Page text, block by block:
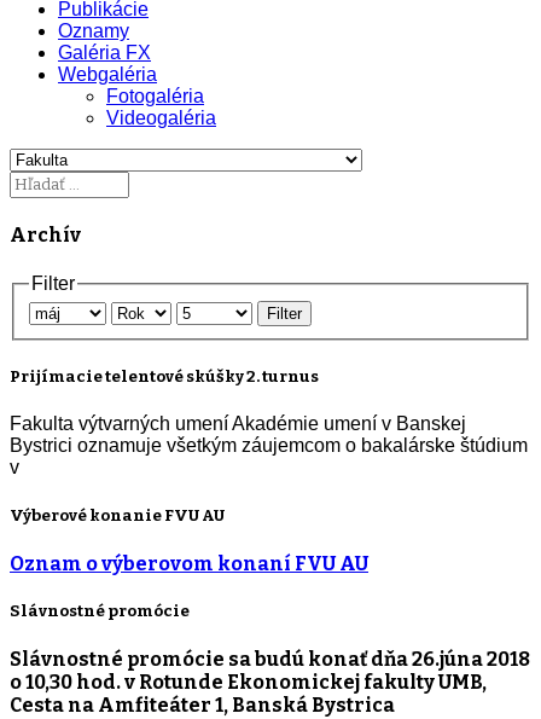
Publikácie
Oznamy
Galéria FX
Webgaléria
Fotogaléria
Videogaléria
Archív
Filter
Filter
Prijímacie telentové skúšky 2. turnus
Fakulta výtvarných umení Akadémie umení v Banskej
Bystrici oznamuje všetkým záujemcom o bakalárske štúdium
v
Výberové konanie FVU AU
Oznam o výberovom konaní FVU AU
Slávnostné promócie
Slávnostné promócie sa budú konať dňa26.júna 2018
o 10,30 hod.v Rotunde Ekonomickej fakulty UMB,
Cesta na Amfiteáter 1, Banská Bystrica